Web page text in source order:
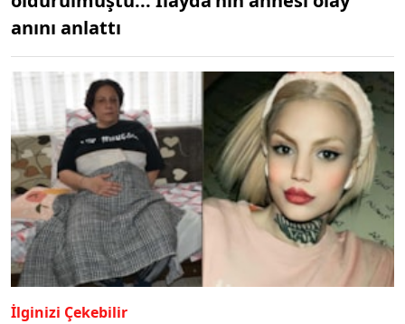
anını anlattı
İlginizi Çekebilir